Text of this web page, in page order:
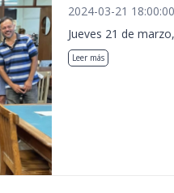
2024-03-21 18:00:00
Jueves 21 de
Leer más